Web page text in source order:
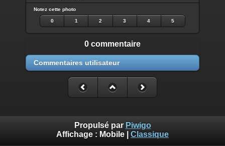
Notez cette photo
0 1 2 3 4 5
0 commentaire
Commentaires utilisateur
Propulsé par Piwigo
Affichage : Mobile Classique